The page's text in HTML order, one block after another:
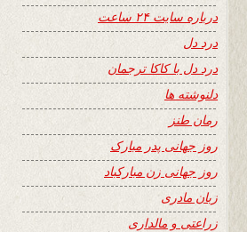
درباره سایت ۲۴ ساعت
درد دل
درد دل با کاکا ترجمان
دلنوشته ها
رمان طنز
روز جهانی پدر مبارک
روز جهانی زن مبارکباد
زبان مادری
زراعتی و مالداری